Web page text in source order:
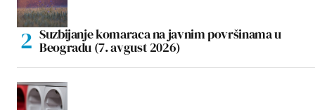
Suzbijanje komaraca na javnim površinama u
Beogradu (7. avgust 2026)